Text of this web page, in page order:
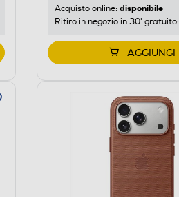
Acquisto online: disponibile
Ritiro in negozio in 30' gratuito:
AGGIUNGI